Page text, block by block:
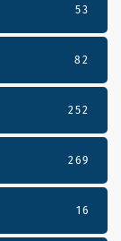
53
82
252
269
16